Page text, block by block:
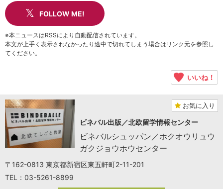
FOLLOW ME!
※本ニュースはRSSにより自動配信されています。
本文が上手く表示されなかったり途中で切れてしまう場合はリンク元を参照し
てください。
いいね！
お気に入り
ビネバル出版／北欧留学情報センター
ビネバルシュッパン／ホクオウリュウ
ガクジョウホウセンター
〒162-0813 東京都新宿区東五軒町2-11-201
TEL：03-5261-8899